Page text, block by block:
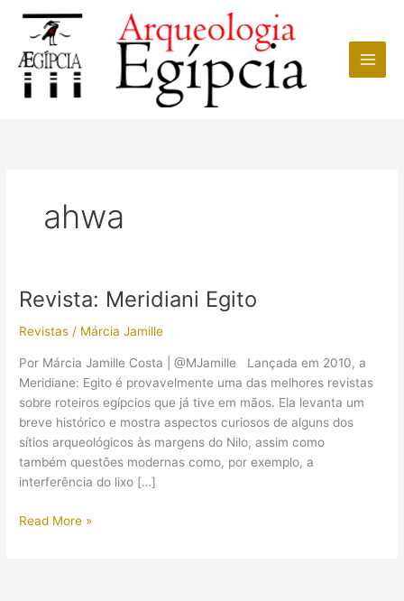
conteúdo
ahwa
Revista: Meridiani Egito
Revistas / Márcia Jamille
Por Márcia Jamille Costa | @MJamille Lançada em 2010, a
Meridiane: Egito é provavelmente uma das melhores revistas
sobre roteiros egípcios que já tive em mãos. Ela levanta um
breve histórico e mostra aspectos curiosos de alguns dos
sítios arqueológicos às margens do Nilo, assim como
também questões modernas como, por exemplo, a
interferência do lixo […]
Revista:
Read More »